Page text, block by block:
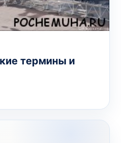
термины и